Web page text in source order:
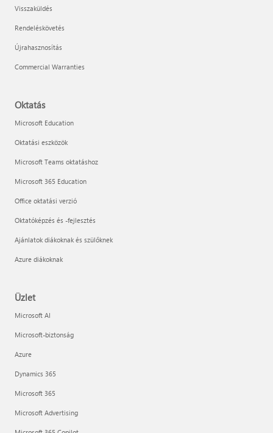
Visszaküldés
Rendeléskövetés
Újrahasznosítás
Commercial Warranties
Oktatás
Microsoft Education
Oktatási eszközök
Microsoft Teams oktatáshoz
Microsoft 365 Education
Office oktatási verzió
Oktatóképzés és -fejlesztés
Ajánlatok diákoknak és szülőknek
Azure diákoknak
Üzlet
Microsoft AI
Microsoft-biztonság
Azure
Dynamics 365
Microsoft 365
Microsoft Advertising